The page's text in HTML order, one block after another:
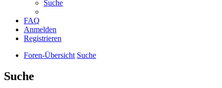
Suche
FAQ
Anmelden
Registrieren
Foren-Übersicht Suche
Suche